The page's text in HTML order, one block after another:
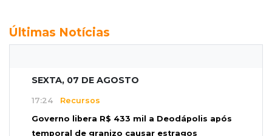
Últimas Notícias
SEXTA, 07 DE AGOSTO
17:24 Recursos
Governo libera R$ 433 mil a Deodápolis após
temporal de granizo causar estragos